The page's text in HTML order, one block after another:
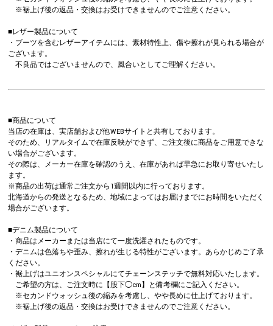
※裾上げ後の返品・交換はお受けできませんのでご注意ください。
■レザー製品について
・ブーツを含むレザーアイテムには、素材特性上、傷や擦れが見られる場合が
ございます。
不良品ではございませんので、風合いとしてご理解ください。
■商品について
当店の在庫は、実店舗および他WEBサイトと共有しております。
そのため、リアルタイムで在庫反映ができず、ご注文後に商品をご用意できな
い場合がございます。
その際は、メーカー在庫を確認のうえ、在庫があれば早急にお取り寄せいたし
ます。
※商品の出荷は通常ご注文から1週間以内に行っております。
北海道からの発送となるため、地域によってはお届けまでにお時間をいただく
場合がございます。
■デニム製品について
・商品はメーカーまたは当店にて一度洗濯されたものです。
・デニムは色落ちや歪み、擦れが生じる特性がございます。あらかじめご了承
ください。
・裾上げはユニオンスペシャルにてチェーンステッチで無料対応いたします。
ご希望の方は、ご注文時に【股下◯cm】と備考欄にご記入ください。
※セカンドウォッシュ後の縮みを考慮し、やや長めに仕上げております。
※裾上げ後の返品・交換はお受けできませんのでご注意ください。